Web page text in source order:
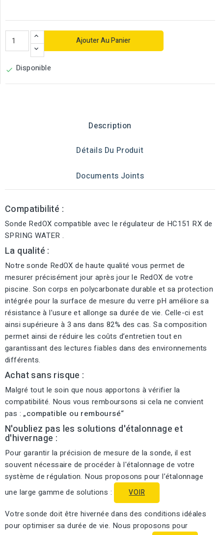
Ajouter Au Panier
 Disponible
Description
Détails Du Produit
Documents Joints
Compatibilité :
Sonde RedOX compatible avec le régulateur de HC151 RX de
SPRING WATER .
La qualité :
Notre sonde RedOX de haute qualité vous permet de
mesurer précisément jour après jour le RedOX de votre
piscine. Son corps en polycarbonate durable et sa protection
intégrée pour la surface de mesure du verre pH améliore sa
résistance à l’usure et allonge sa durée de vie. Celle-ci est
ainsi supérieure à 3 ans dans 82% des cas. Sa composition
permet ainsi de réduire les coûts d’entretien tout en
garantissant des lectures fiables dans des environnements
différents.
Achat sans risque :
Malgré tout le soin que nous apportons à vérifier la
compatibilité. Nous vous remboursons si cela ne convient
pas :„compatible ou remboursé“
N'oubliez pas les solutions d'étalonnage et
d'hivernage :
Pour garantir la précision de mesure de la sonde, il est
souvent nécessaire de procéder à l'étalonnage de votre
système de régulation. Nous proposons pour l’étalonnage
une large gamme de solutions :
VOIR
Votre sonde doit être hivernée dans des conditions idéales
pour optimiser sa durée de vie. Nous proposons pour